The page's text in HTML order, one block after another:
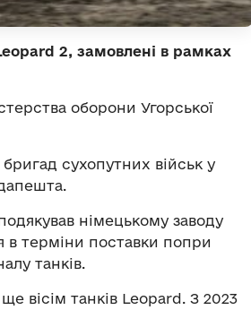
2, замовлені в рамках
оборони Угорської
сухопутних військ у
німецькому заводу
в терміни поставки попри
танків.
вісім танків Leopard. З 2023